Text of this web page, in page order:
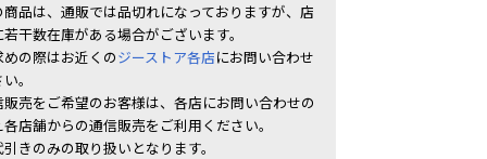
商品は、通販では品切れになっておりますが、店
干数在庫がある場合がございます。
めの際はお近くのジーストア各店にお問い合わせ
。
販売をご希望のお客様は、各店にお問い合わせの
店舗からの通信販売をご利用ください。
きのみの取り扱いとなります。